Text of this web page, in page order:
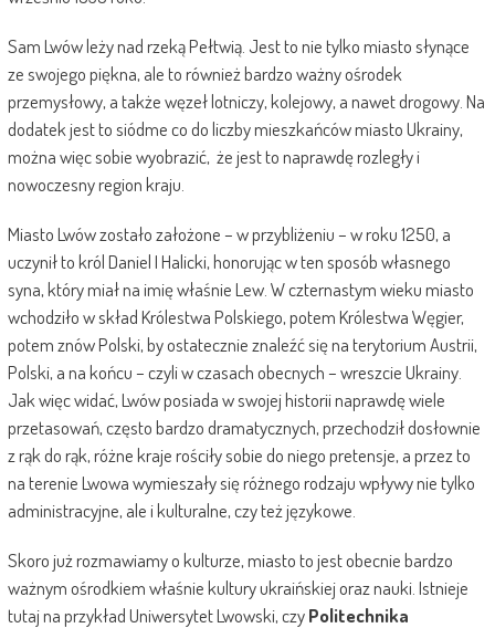
Sam Lwów leży nad rzeką Pełtwią. Jest to nie tylko miasto słynące
ze swojego piękna, ale to również bardzo ważny ośrodek
przemysłowy, a także węzeł lotniczy, kolejowy, a nawet drogowy. Na
dodatek jest to siódme co do liczby mieszkańców miasto Ukrainy,
można więc sobie wyobrazić, że jest to naprawdę rozległy i
nowoczesny region kraju.
Miasto Lwów zostało założone – w przybliżeniu – w roku 1250, a
uczynił to król Daniel I Halicki, honorując w ten sposób własnego
syna, który miał na imię właśnie Lew. W czternastym wieku miasto
wchodziło w skład Królestwa Polskiego, potem Królestwa Węgier,
potem znów Polski, by ostatecznie znaleźć się na terytorium Austrii,
Polski, a na końcu – czyli w czasach obecnych – wreszcie Ukrainy.
Jak więc widać, Lwów posiada w swojej historii naprawdę wiele
przetasowań, często bardzo dramatycznych, przechodził dosłownie
z rąk do rąk, różne kraje rościły sobie do niego pretensje, a przez to
na terenie Lwowa wymieszały się różnego rodzaju wpływy nie tylko
administracyjne, ale i kulturalne, czy też językowe.
Skoro już rozmawiamy o kulturze, miasto to jest obecnie bardzo
ważnym ośrodkiem właśnie kultury ukraińskiej oraz nauki. Istnieje
tutaj na przykład Uniwersytet Lwowski, czyPolitechnika